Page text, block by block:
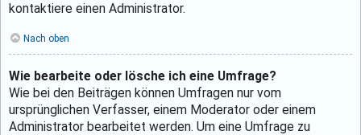
kontaktiere einen Administrator.
Nach oben
Wie bearbeite oder lösche ich eine Umfrage?
Wie bei den Beiträgen können Umfragen nur vom
ursprünglichen Verfasser, einem Moderator oder einem
Administrator bearbeitet werden. Um eine Umfrage zu